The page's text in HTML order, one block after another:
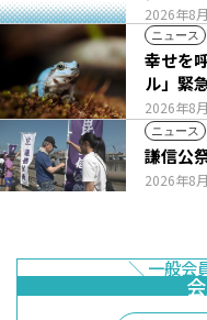
2026年8
ニュース
2026年8
幸せを
ル」緊
ニュース
2026年8
謙信公